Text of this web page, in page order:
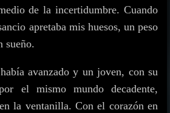
de la incertidumbre. Cuando
apretaba mis huesos, un peso
sueño.
avanzado y un joven, con su
el mismo mundo decadente,
la ventanilla. Con el corazón en